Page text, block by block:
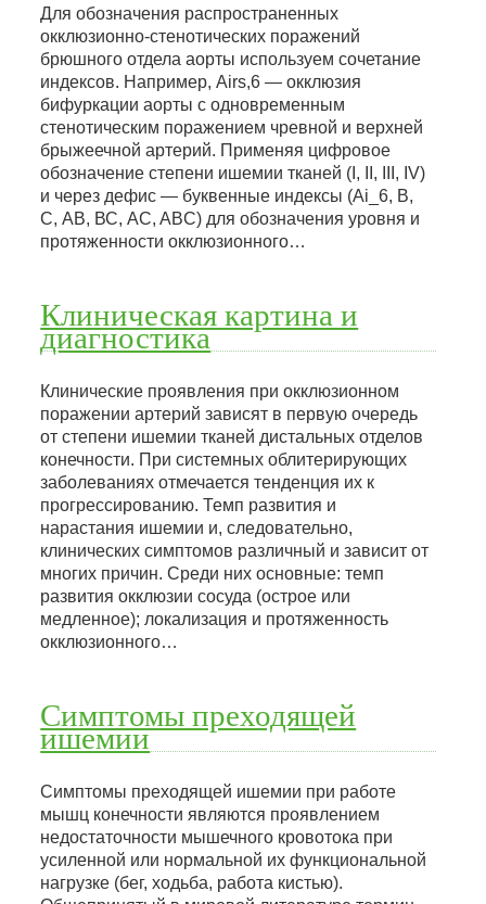
Для обозначения распространенных
окклюзионно-стенотических поражений
брюшного отдела аорты используем сочетание
индексов. Например, Airs,6 — окклюзия
бифуркации аорты с одновременным
стенотическим поражением чревной и верхней
брыжеечной артерий. Применяя цифровое
обозначение степени ишемии тканей (I, II, III, IV)
и через дефис — буквенные индексы (Ai_6, В,
С, АВ, ВС, AC, ABC) для обозначения уровня и
протяженности окклюзионного…
Клиническая картина и
диагностика
Клинические проявления при окклюзионном
поражении артерий зависят в первую очередь
от степени ишемии тканей дистальных отделов
конечности. При системных облитерирующих
заболеваниях отмечается тенденция их к
прогрессированию. Темп развития и
нарастания ишемии и, следовательно,
клинических симптомов различный и зависит от
многих причин. Среди них основные: темп
развития окклюзии сосуда (острое или
медленное); локализация и протяженность
окклюзионного…
Симптомы преходящей
ишемии
Симптомы преходящей ишемии при работе
мышц конечности являются проявлением
недостаточности мышечного кровотока при
усиленной или нормальной их функциональной
нагрузке (бег, ходьба, работа кистью).